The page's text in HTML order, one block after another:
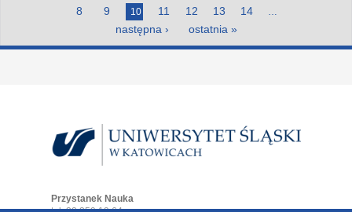
8
9 10 11 12 13 14
następna › ostatnia »
Przystanek Nauka